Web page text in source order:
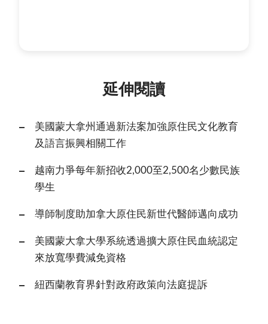
延伸閱讀
美國蒙大拿州通過新法案加強原住民文化教育
及語言振興相關工作
越南力爭每年新招收2,000至2,500名少數民族
學生
導師制度助加拿大原住民新世代醫師邁向成功
美國蒙大拿大學系統透過擴大原住民血統認定
來放寬學費減免資格
紐西蘭教育界針對政府政策向法庭提訴